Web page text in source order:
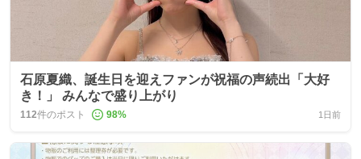
石原夏織、誕生日を迎えファンが祝福の声続出「大好
き！」 みんなで盛り上がり
112件のポスト 98% 1日前